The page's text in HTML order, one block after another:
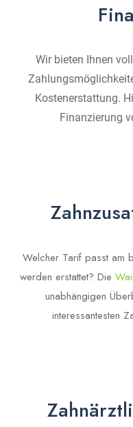
Wir bieten Ihnen
Kostenerstattung.
Finanzierung
Welcher Tarif passt am
werden erstattet? Die
unabhängigen
interessantesten